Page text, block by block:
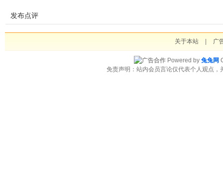
发布点评
关于本站 广
Powered by 兔兔网
免责声明：站内会员言论仅代表个人观点